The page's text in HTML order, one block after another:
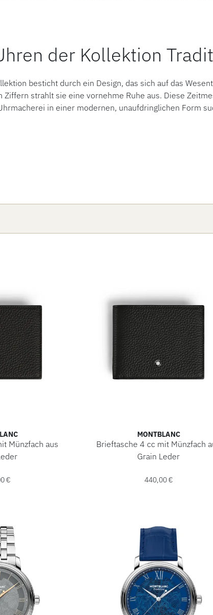
der Kollektion
besticht durch ein Design, das sich auf das
Ziffern strahlt sie eine vornehme Ruhe aus. Diese
in einer modernen, unaufdringlichen Form
Münzfach aus
€
MONTBLANC
Brieftasche 4 cc mit Münzfach
Grain Leder
440,00 €